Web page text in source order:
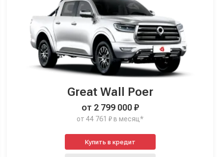
Great Wall Poer
от 2 799 000 ₽
от 44 761 ₽ в месяц*
Купить в кредит